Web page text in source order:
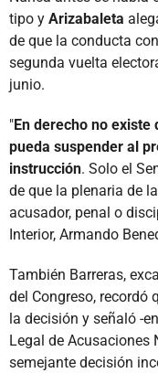
tipo y Arizabaleta
de que la conducta
segunda vuelta
junio.
"En derecho no existe
pueda suspender al
instrucción. Solo el
de que la plenaria de
acusador, penal o
Interior, Armando
También Barreras,
del Congreso, recordó
la decisión y señaló -
Legal de Acusaciones
semejante decisión